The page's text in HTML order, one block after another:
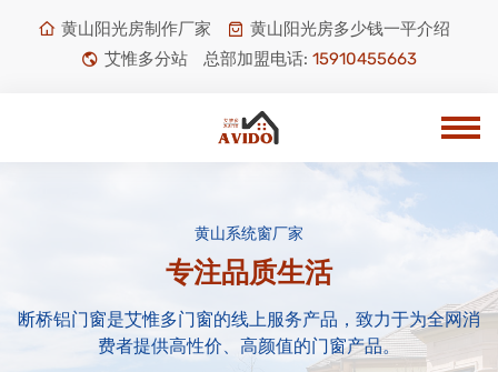
黄山阳光房制作厂家
黄山阳光房多少钱一平介绍
艾惟多分站
总部加盟电话: 15910455663
黄山系统窗厂家
专注品质生活
断桥铝门窗是艾惟多门窗的线上服务产品，致力于为全网消
费者提供高性价、高颜值的门窗产品。